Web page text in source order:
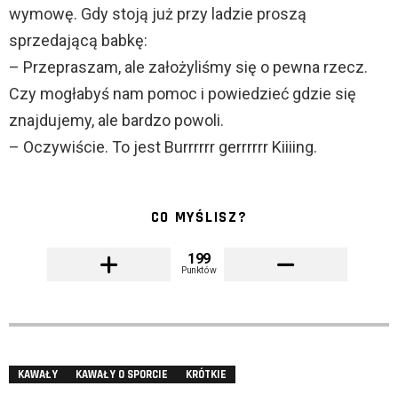
wymowę. Gdy stoją już przy ladzie proszą
sprzedającą babkę:
– Przepraszam, ale założyliśmy się o pewna rzecz.
Czy mogłabyś nam pomoc i powiedzieć gdzie się
znajdujemy, ale bardzo powoli.
– Oczywiście. To jest Burrrrrr gerrrrrr Kiiiing.
CO MYŚLISZ?
199
Punktów
KAWAŁY KAWAŁY O SPORCIE KRÓTKIE